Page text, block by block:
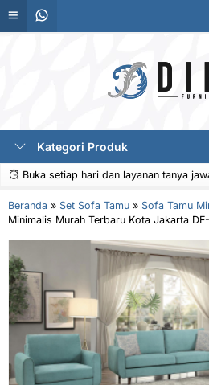
Kategori Produk
Buka setiap hari dan layanan tanya
Beranda » Set Sofa Tamu » Sofa Tamu
Minimalis Murah Terbaru Kota Jakarta